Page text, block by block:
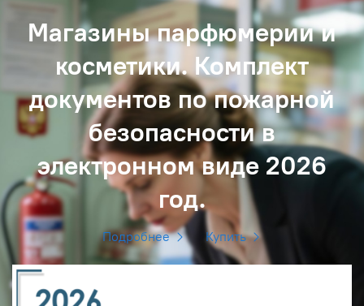
Магазины парфюмерии и
косметики. Комплект
документов по пожарной
безопасности в
электронном виде 2026
год.
Подробнее Купить